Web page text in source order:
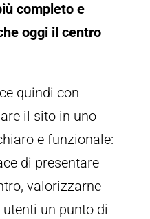
completo e
oggi il centro
quindi con
il sito in uno
e funzionale:
di presentare
valorizzarne
un punto di